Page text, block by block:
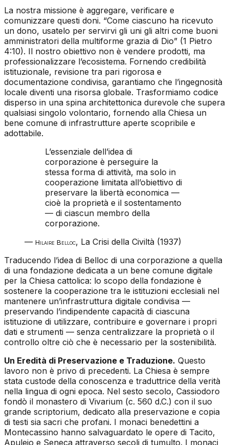
La nostra missione è aggregare, verificare e
comunizzare questi doni. “Come ciascuno ha ricevuto
un dono, usatelo per servirvi gli uni gli altri come buoni
amministratori della multiforme grazia di Dio” (1 Pietro
4:10). Il nostro obiettivo non è vendere prodotti, ma
professionalizzare l’ecosistema. Fornendo credibilità
istituzionale, revisione tra pari rigorosa e
documentazione condivisa, garantiamo che l’ingegnosità
locale diventi una risorsa globale. Trasformiamo codice
disperso in una spina architettonica durevole che supera
qualsiasi singolo volontario, fornendo alla Chiesa un
bene comune di infrastrutture aperte scopribile e
adottabile.
L’essenziale dell’idea di
corporazione è perseguire la
stessa forma di attività, ma solo in
cooperazione limitata all’obiettivo di
preservare la libertà economica —
cioè la proprietà e il sostentamento
— di ciascun membro della
corporazione.
— Hilaire Belloc, La Crisi della Civiltà (1937)
Traducendo l’idea di Belloc di una corporazione a quella
di una fondazione dedicata a un bene comune digitale
per la Chiesa cattolica: lo scopo della fondazione è
sostenere la cooperazione tra le istituzioni ecclesiali nel
mantenere un’infrastruttura digitale condivisa —
preservando l’indipendente capacità di ciascuna
istituzione di utilizzare, contribuire e governare i propri
dati e strumenti — senza centralizzare la proprietà o il
controllo oltre ciò che è necessario per la sostenibilità.
Un Eredità di Preservazione e Traduzione. Questo
lavoro non è privo di precedenti. La Chiesa è sempre
stata custode della conoscenza e traduttrice della verità
nella lingua di ogni epoca. Nel sesto secolo, Cassiodoro
fondò il monastero di Vivarium (c. 560 d.C.) con il suo
grande scriptorium, dedicato alla preservazione e copia
di testi sia sacri che profani. I monaci benedettini a
Montecassino hanno salvaguardato le opere di Tacito,
Apuleio e Seneca attraverso secoli di tumulto. I monaci